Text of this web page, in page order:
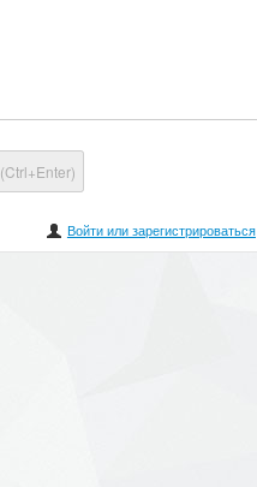
(Ctrl+Enter)
Войти или зарегистрироваться